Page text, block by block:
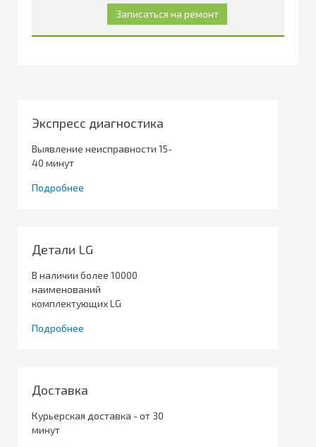
Экспресс диагностика
Выявление неисправности 15-
40 минут
Подробнее
Детали LG
В наличии более 10000
наименований
комплектующих LG
Подробнее
Доставка
Курьерская доставка - от 30
минут